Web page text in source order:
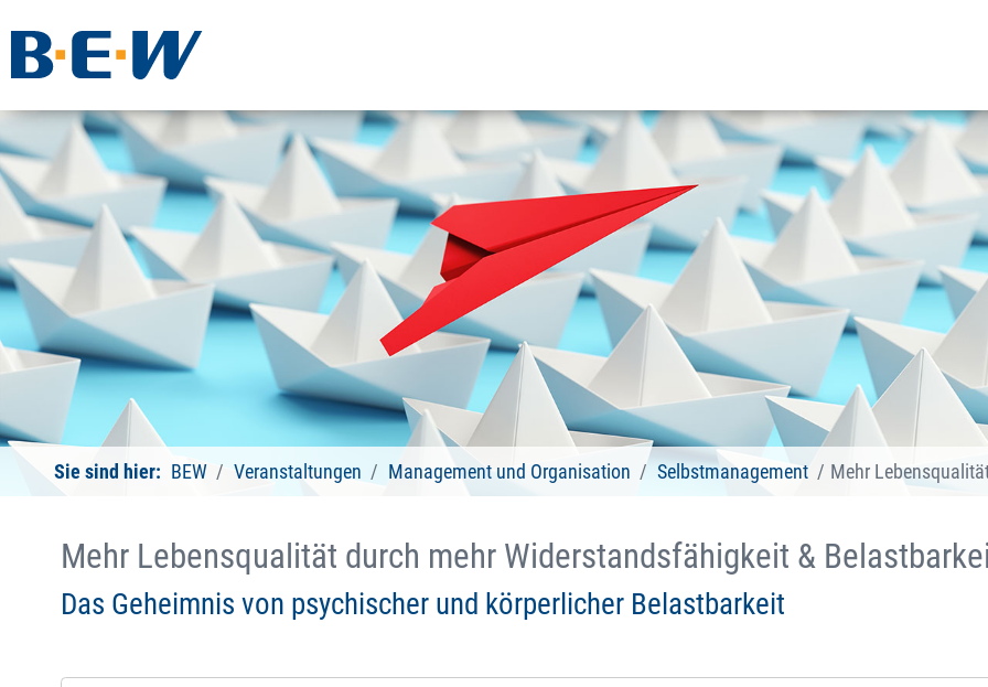
Sie sind hier: BEW Veranstaltungen Management und Organisation Selbstmanagement Mehr
Mehr Lebensqualität durch mehr Widerstandsfähigkeit &
Das Geheimnis von psychischer und körperlicher Belastbarkeit